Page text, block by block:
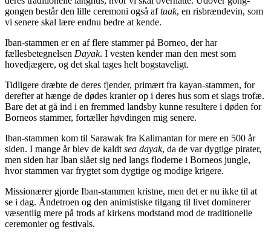
gongen består den lille ceremoni også aftuak, en risbrændevin, som
vi senere skal lære endnu bedre at kende.
Iban-stammen er en af flere stammer på Borneo, der har
fællesbetegnelsen Dayak. I vesten kender man den mest som
hovedjægere, og det skal tages helt bogstaveligt.
Tidligere dræbte de deres fjender, primært fra kayan-stammen, for
derefter at hænge de dødes kranier op i deres hus som et slags trofæ.
Bare det at gå ind i en fremmed landsby kunne resultere i døden for
Borneos stammer, fortæller høvdingen mig senere.
Iban-stammen kom til Sarawak fra Kalimantan for mere en 500 år
siden. I mange år blev de kaldt sea dayak, da de var dygtige pirater,
men siden har Iban slået sig ned langs floderne i Borneos jungle,
hvor stammen var frygtet som dygtige og modige krigere.
Missionærer gjorde Iban-stammen kristne, men det er nu ikke til at
se i dag. Åndetroen og den animistiske tilgang til livet dominerer
væsentlig mere på trods af kirkens modstand mod de traditionelle
ceremonier og festivals.